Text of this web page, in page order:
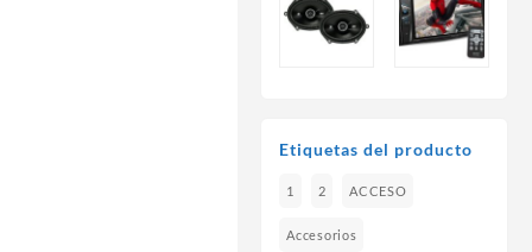
Etiquetas del producto
1 2 ACCESO
Accesorios